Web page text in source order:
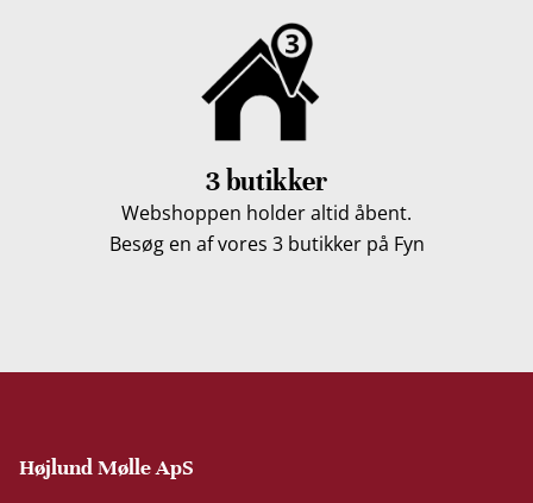
3 butikker
Webshoppen holder altid åbent.
Besøg en af vores 3 butikker på Fyn
Højlund Mølle ApS